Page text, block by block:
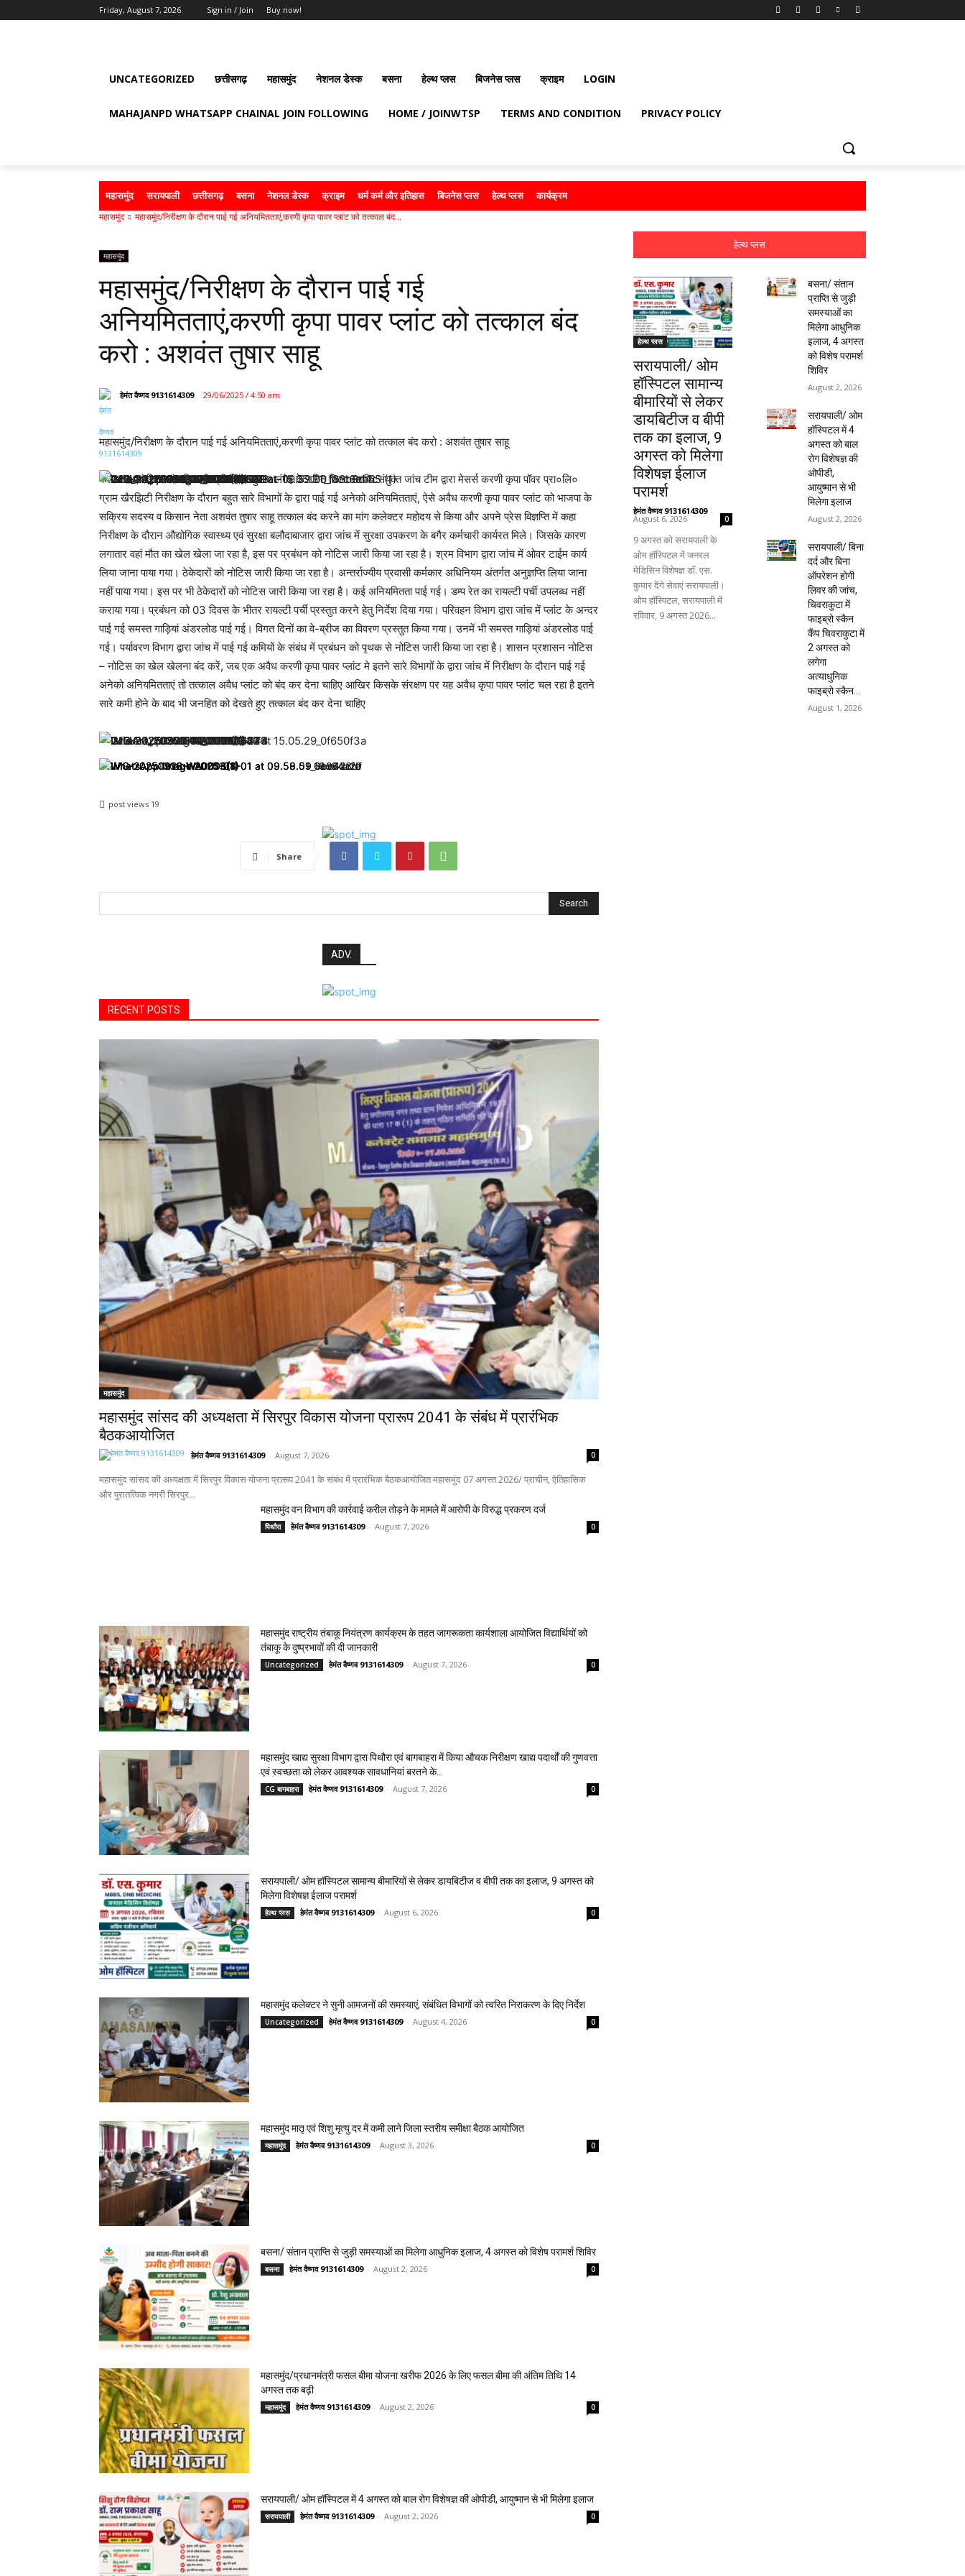
Friday, August 7, 2026 Sign in / Join Buy now!
UNCATEGORIZED छत्तीसगढ़ महासमुंद नेशनल डेस्क बसना हेल्थ प्लस बिजनेस प्लस क्राइम LOGIN
MAHAJANPD WHATSAPP CHAINAL JOIN FOLLOWING HOME / JOINWTSP TERMS AND CONDITION PRIVACY POLICY
महासमुंद सरायपाली छत्तीसगढ़ बसना नेशनल डेस्क क्राइम धर्म कर्म और इतिहास बिजनेस प्लस हेल्थ प्लस कार्यक्रम
महासमुंद महासमुंद/निरीक्षण के दौरान पाई गई अनियमितताएं,करणी कृपा पावर प्लांट को तत्काल बंद...
महासमुंद
महासमुंद/निरीक्षण के दौरान पाई गई
अनियमितताएं,करणी कृपा पावर प्लांट को तत्काल बंद
करो : अशवंत तुषार साहू
हेमंत वैष्णव 9131614309 29/06/2025 / 4:50 am
महासमुंद/निरीक्षण के दौरान पाई गई अनियमितताएं,करणी कृपा पावर प्लांट को तत्काल बंद करो : अशवंत तुषार साहू
कलेक्टर एवं जिला दंडाधिकारी श्री विनय कुमार लंगेह के गठित जिला स्तरीय संयुक्त जांच टीम द्वारा मेसर्स करणी कृपा पॉवर प्रा०लि०
ग्राम खैरझिटी निरीक्षण के दौरान बहुत सारे विभागों के द्वारा पाई गई अनेको अनियमितताएं, ऐसे अवैध करणी कृपा पावर प्लांट को भाजपा के
सक्रिय सदस्य व किसान नेता अशवंत तुषार साहू तत्काल बंद करने का मांग कलेक्टर महोदय से किया और अपने प्रेस विज्ञप्ति में कहा
निरीक्षण के दौरान औद्योगिक स्वास्थ्य एवं सुरक्षा बलौदाबाजार द्वारा जांच में सुरक्षा उपकरण के बगैर कर्मचारी कार्यरत मिले। जिसके कारण
लगातार वहां मौत का खेल खेला जा रहा है, इस पर प्रबंधन को नोटिस जारी किया जा रहा है। श्रम विभाग द्वारा जांच में ओवर टाईम कार्य
लिया जाना पाया गया। ठेकेदारों को नोटिस जारी किया जा रहा है। अन्तर्राज्यीय प्रवासी कर्मकार अधिनियम अंतर्गत अनुज्ञप्ति लिया जाना
नहीं पाया गया। इस पर भी ठेकेदारों को नोटिस जारी किया जा रहा है। कई अनियमितता पाई गई। डम्प रेत का रायल्टी पर्ची उपलब्ध नहीं
कराया गया। प्रबंधन को 03 दिवस के भीतर रायल्टी पर्ची प्रस्तुत करने हेतु निर्देश दिया गया। परिवहन विभाग द्वारा जांच में प्लांट के अन्दर
पाई गई समस्त गाड़ियां अंडरलोड पाई गई। विगत दिनों का वे-ब्रीज का विवरण प्रस्तुत किया गया। उनमें भी समस्त गाड़ियां अंडरलोड पाई
गई। पर्यावरण विभाग द्वारा जांच में पाई गई कमियों के संबंध में प्रबंधन को पृथक से नोटिस जारी किया जा रहा है। शासन प्रशासन नोटिस
– नोटिस का खेल खेलना बंद करें, जब एक अवैध करणी कृपा पावर प्लांट मे इतने सारे विभागों के द्वारा जांच में निरीक्षण के दौरान पाई गई
अनेको अनियमितताएं तो तत्काल अवैध प्लांट को बंद कर देना चाहिए आखिर किसके संरक्षण पर यह अवैध कृपा पावर प्लांट चल रहा है इतने
सारे कमी होने के बाद भी जनहित को देखते हुए तत्काल बंद कर देना चाहिए
post views 19
Share
Search
ADV.
RECENT POSTS
महासमुंद
महासमुंद सांसद की अध्यक्षता में सिरपुर विकास योजना प्रारूप 2041 के संबंध में प्रारंभिक
बैठकआयोजित
हेमंत वैष्णव 9131614309 - August 7, 2026 0
महासमुंद सांसद की अध्यक्षता में सिरपुर विकास योजना प्रारूप 2041 के संबंध में प्रारंभिक बैठकआयोजित महासमुंद 07 अगस्त 2026/ प्राचीन, ऐतिहासिक
और पुरातत्विक नगरी सिरपुर...
महासमुंद वन विभाग की कार्रवाई करील तोड़ने के मामले में आरोपी के विरुद्ध प्रकरण दर्ज
पिथौरा हेमंत वैष्णव 9131614309 - August 7, 2026 0
महासमुंद राष्ट्रीय तंबाकू नियंत्रण कार्यक्रम के तहत जागरूकता कार्यशाला आयोजित विद्यार्थियों को
तंबाकू के दुष्प्रभावों की दी जानकारी
Uncategorized हेमंत वैष्णव 9131614309 - August 7, 2026 0
महासमुंद खाद्य सुरक्षा विभाग द्वारा पिथौरा एवं बागबाहरा में किया औचक निरीक्षण खाद्य पदार्थों की गुणवत्ता
एवं स्वच्छता को लेकर आवश्यक सावधानियां बरतने के...
CG बागबाहरा हेमंत वैष्णव 9131614309 - August 7, 2026 0
सरायपाली/ ओम हॉस्पिटल सामान्य बीमारियों से लेकर डायबिटीज व बीपी तक का इलाज, 9 अगस्त को
मिलेगा विशेषज्ञ ईलाज परामर्श
हेल्थ प्लस हेमंत वैष्णव 9131614309 - August 6, 2026 0
महासमुंद कलेक्टर ने सुनी आमजनों की समस्याएं, संबंधित विभागों को त्वरित निराकरण के दिए निर्देश
Uncategorized हेमंत वैष्णव 9131614309 - August 4, 2026 0
महासमुंद मातृ एवं शिशु मृत्यु दर में कमी लाने जिला स्तरीय समीक्षा बैठक आयोजित
महासमुंद हेमंत वैष्णव 9131614309 - August 3, 2026 0
बसना/ संतान प्राप्ति से जुड़ी समस्याओं का मिलेगा आधुनिक इलाज, 4 अगस्त को विशेष परामर्श शिविर
बसना हेमंत वैष्णव 9131614309 - August 2, 2026 0
महासमुंद/प्रधानमंत्री फसल बीमा योजना खरीफ 2026 के लिए फसल बीमा की अंतिम तिथि 14
अगस्त तक बढ़ी
महासमुंद हेमंत वैष्णव 9131614309 - August 2, 2026 0
सरायपाली/ ओम हॉस्पिटल में 4 अगस्त को बाल रोग विशेषज्ञ की ओपीडी, आयुष्मान से भी मिलेगा इलाज
सरायपाली हेमंत वैष्णव 9131614309 - August 2, 2026 0
हेल्थ प्लस
हेल्थ प्लस
सरायपाली/ ओम
हॉस्पिटल सामान्य
बीमारियों से लेकर
डायबिटीज व बीपी
तक का इलाज, 9
अगस्त को मिलेगा
विशेषज्ञ ईलाज
परामर्श
हेमंत वैष्णव 9131614309 -
August 6, 2026 0
9 अगस्त को सरायपाली के
ओम हॉस्पिटल में जनरल
मेडिसिन विशेषज्ञ डॉ. एस.
कुमार देंगे सेवाएं सरायपाली।
ओम हॉस्पिटल, सरायपाली में
रविवार, 9 अगस्त 2026...
बसना/ संतान
प्राप्ति से जुड़ी
समस्याओं का
मिलेगा आधुनिक
इलाज, 4 अगस्त
को विशेष परामर्श
शिविर
August 2, 2026
सरायपाली/ ओम
हॉस्पिटल में 4
अगस्त को बाल
रोग विशेषज्ञ की
ओपीडी,
आयुष्मान से भी
मिलेगा इलाज
August 2, 2026
सरायपाली/ बिना
दर्द और बिना
ऑपरेशन होगी
लिवर की जांच,
चिवराकुटा में
फाइब्रो स्कैन
कैंप चिवराकुटा में
2 अगस्त को
लगेगा
अत्याधुनिक
फाइब्रो स्कैन...
August 1, 2026